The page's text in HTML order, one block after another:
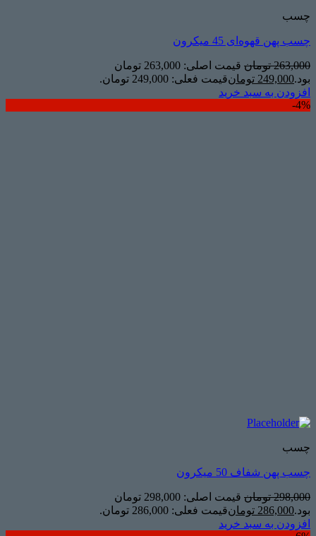
چسب
چسب پهن قهوه‌ای 45 میکرون
263,000 تومان
قیمت اصلی: 263,000 تومان
بود.249,000 تومانقیمت فعلی: 249,000 تومان.
افزودن به سبد خرید
4%-
چسب
چسب پهن شفاف 50 میکرون
298,000 تومان
قیمت اصلی: 298,000 تومان
بود.286,000 تومانقیمت فعلی: 286,000 تومان.
افزودن به سبد خرید